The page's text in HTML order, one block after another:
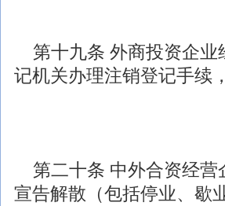
第十九条 外商投资企业
记机关办理注销登记手续
第二十条 中外合资经营
宣告解散（包括停业、歇